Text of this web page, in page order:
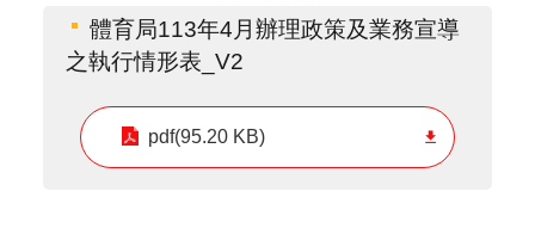
體育局113年4月辦理政策及業務宣導
之執行情形表_V2
pdf(95.20 KB)